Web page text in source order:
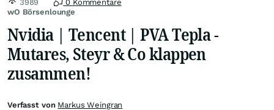
wO Börsenlounge
3989 0 Kommentare
Nvidia | Tencent | PVA Tepla -
Mutares, Steyr & Co klappen
zusammen!
Verfasst von Markus Weingran